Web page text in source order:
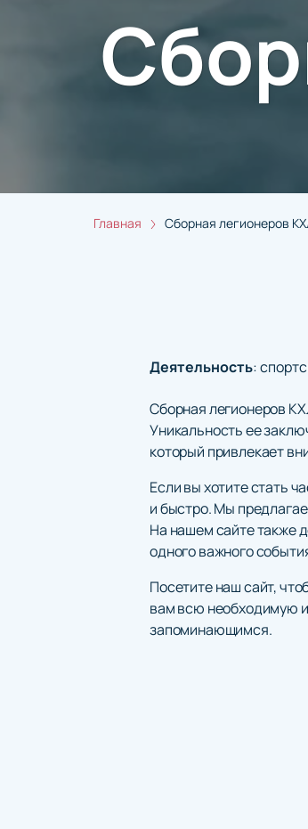
Главная Сборная легионеров
Деятельность:
Сборная легионеров
Уникальность ее
который привлекает
Если вы хотите стать
и быстро. Мы
На нашем сайте также
одного важного
Посетите наш сайт,
вам всю необходимую
запоминающимся.